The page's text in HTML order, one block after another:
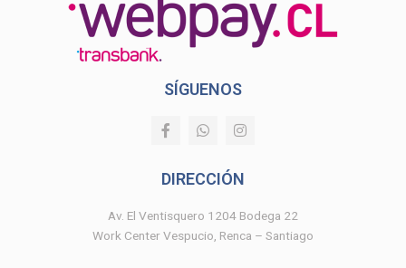
SÍGUENOS
F
a
b
o
k
-
W
h
s
p
p
I
n
a
r
a
m
DIRECCIÓN
Av. El Ventisquero 1204 Bodega 22
Work Center Vespucio, Renca – Santiago